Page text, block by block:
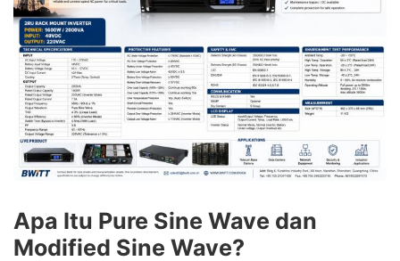
Apa Itu Pure Sine Wave dan
Modified Sine Wave?